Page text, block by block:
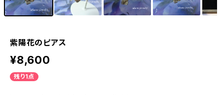
紫陽花のピアス
¥8,600
残り1点